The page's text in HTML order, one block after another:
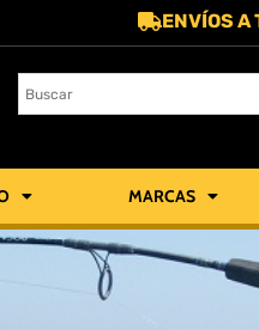
ENVÍOS A
MARCAS